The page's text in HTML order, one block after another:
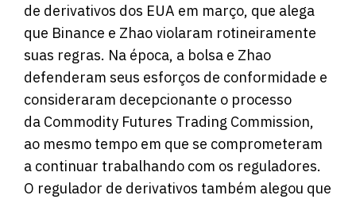
de derivativos dos EUA em março, que alega
que Binance e Zhao violaram rotineiramente
suas regras. Na época, a bolsa e Zhao
defenderam seus esforços de conformidade e
consideraram decepcionante o processo
da Commodity Futures Trading Commission,
ao mesmo tempo em que se comprometeram
a continuar trabalhando com os reguladores.
O regulador de derivativos também alegou que